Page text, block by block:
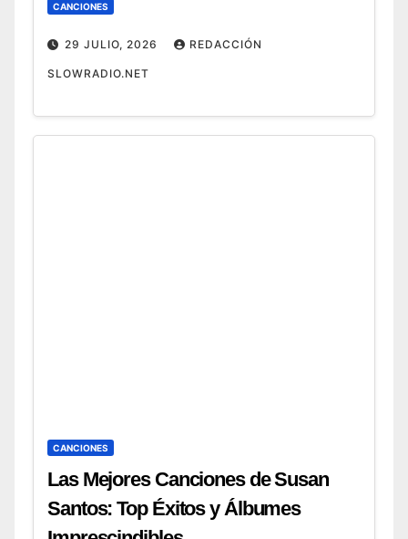
CANCIONES
29 JULIO, 2026 REDACCIÓN
SLOWRADIO.NET
CANCIONES
Las Mejores Canciones de Susan
Santos: Top Éxitos y Álbumes